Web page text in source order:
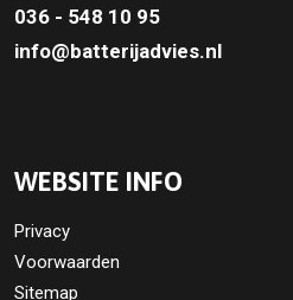
036 - 548 10 95
info@batterijadvies.nl
WEBSITE INFO
Privacy
Voorwaarden
Sitemap